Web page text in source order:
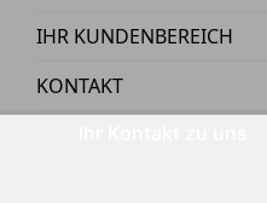
IHR KUNDENBEREICH
KONTAKT